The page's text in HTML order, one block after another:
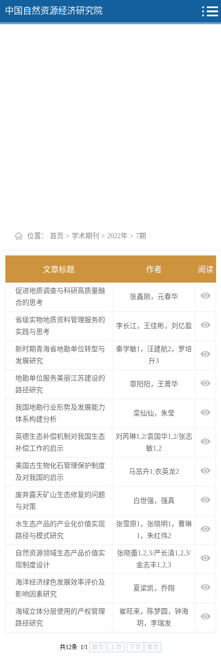
中国自然资源经济研究院
位置： 首页 > 学术期刊 > 2022年 > 7期
文章标题 作者 阅读
促进地质调查与科研高质量融
合的思考
张鑫刚，元春华
省级实物地质资料管理服务的
实践与思考
李长江，王佳彬，刘亿盈
新时期青海省地勘单位转型与
发展研究
秦学敏1，汪建航2，罗培
升3
地勘单位服务美丽江苏建设的
路径研究
章阳阳，王菁华
我国地勘行业形势及发展能力
体系构建分析
栾仙仙，朱莹
英德生态补偿机制对我国生态
补偿工作的启示
刘芮琳1,2/袁国华1,2/张志
敏1,2
美国古生物化石管理保护制度
及对我国的启示
马茁卉1,衣英龙2
废弃露天矿山生态修复的问题
与对策
白世强，强真
水生态产品的产业化价值实现
路径与模式研究
张雪原1，张晓明1，曹琳
1，朱红伟2
自然资源领域生态产品价值实
现制度设计
张晓蕾1,2,3/严长清1,2,3/
金志丰1,2,3
海洋经济绿色发展效率评价及
影响因素研究
夏梁凯，乔翔
海域立体分层使用的产权管理
路径研究
崔旺来，陈梦圆，钟海
玥，李瑞发
共12条 1/1 首页 上页 下页 尾页